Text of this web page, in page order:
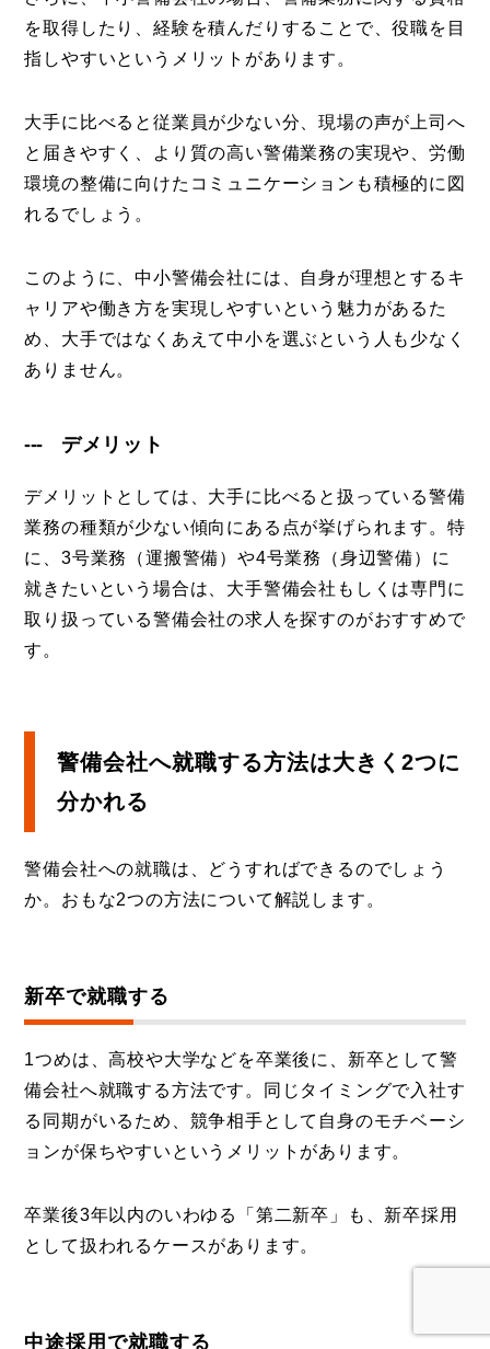
を取得したり、経験を積んだりすることで、役職を目
指しやすいというメリットがあります。
大手に比べると従業員が少ない分、現場の声が上司へ
と届きやすく、より質の高い警備業務の実現や、労働
環境の整備に向けたコミュニケーションも積極的に図
れるでしょう。
このように、中小警備会社には、自身が理想とするキ
ャリアや働き方を実現しやすいという魅力があるた
め、大手ではなくあえて中小を選ぶという人も少なく
ありません。
デメリット
デメリットとしては、大手に比べると扱っている警備
業務の種類が少ない傾向にある点が挙げられます。特
に、3号業務（運搬警備）や4号業務（身辺警備）に
就きたいという場合は、大手警備会社もしくは専門に
取り扱っている警備会社の求人を探すのがおすすめで
す。
警備会社へ就職する方法は大きく2つに
分かれる
警備会社への就職は、どうすればできるのでしょう
か。おもな2つの方法について解説します。
新卒で就職する
1つめは、高校や大学などを卒業後に、新卒として警
備会社へ就職する方法です。同じタイミングで入社す
る同期がいるため、競争相手として自身のモチベーシ
ョンが保ちやすいというメリットがあります。
卒業後3年以内のいわゆる「第二新卒」も、新卒採用
として扱われるケースがあります。
中途採用で就職する